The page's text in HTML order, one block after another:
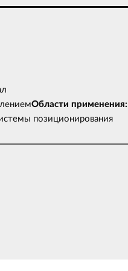
Области применения:
позиционирования